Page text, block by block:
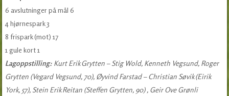
6 avslutninger på mål 6
4 hjørnespark 3
8 frispark (mot) 17
1 gule kort 1
Lagoppstilling: Kurt Erik Grytten – Stig Wold, Kenneth Vegsund, Roger
Grytten (Vegard Vegsund, 70), Øyvind Farstad – Christian Søvik (Eirik
York, 57), Stein Erik Reitan (Steffen Grytten, 90) , Geir Ove Grønli